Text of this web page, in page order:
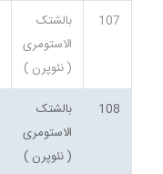
107
بالشتک
الاستومری
( نئوپرن )
108
بالشتک
الاستومری
( نئوپرن )